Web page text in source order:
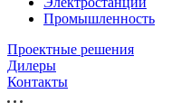
Промышленность
Проектные решения
Дилеры
Контакты